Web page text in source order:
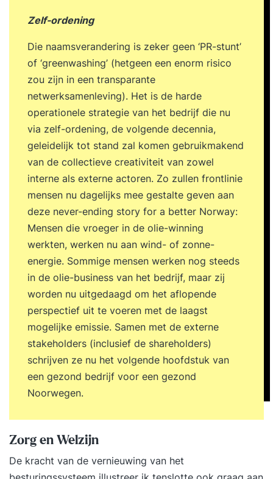
Zelf-ordening
Die naamsverandering is zeker geen ‘PR-stunt’
of ‘greenwashing’ (hetgeen een enorm risico
zou zijn in een transparante
netwerksamenleving). Het is de harde
operationele strategie van het bedrijf die nu
via zelf-ordening, de volgende decennia,
geleidelijk tot stand zal komen gebruikmakend
van de collectieve creativiteit van zowel
interne als externe actoren. Zo zullen frontlinie
mensen nu dagelijks mee gestalte geven aan
deze never-ending story for a better Norway:
Mensen die vroeger in de olie-winning
werkten, werken nu aan wind- of zonne-
energie. Sommige mensen werken nog steeds
in de olie-business van het bedrijf, maar zij
worden nu uitgedaagd om het aflopende
perspectief uit te voeren met de laagst
mogelijke emissie. Samen met de externe
stakeholders (inclusief de shareholders)
schrijven ze nu het volgende hoofdstuk van
een gezond bedrijf voor een gezond
Noorwegen.
Zorg en Welzijn
De kracht van de vernieuwing van het